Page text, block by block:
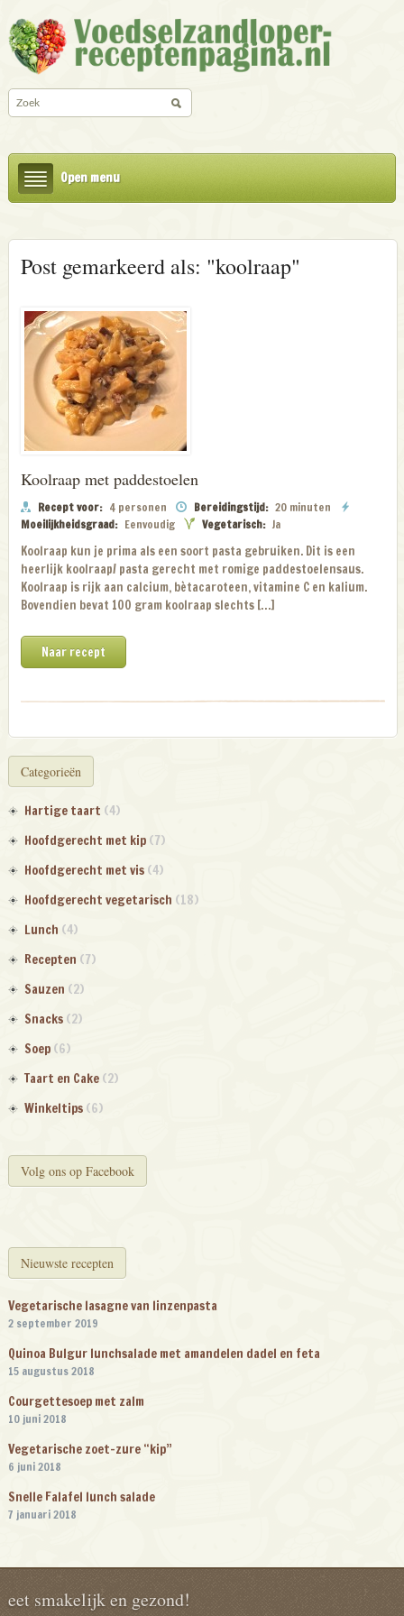
Open menu
Post gemarkeerd als: "koolraap"
Koolraap met paddestoelen
Recept voor: 4 personen Bereidingstijd: 20 minuten
Moeilijkheidsgraad: Eenvoudig Vegetarisch: Ja
Koolraap kun je prima als een soort pasta gebruiken. Dit is een
heerlijk koolraap/ pasta gerecht met romige paddestoelensaus.
Koolraap is rijk aan calcium, bètacaroteen, vitamine C en kalium.
Bovendien bevat 100 gram koolraap slechts […]
Naar recept
Categorieën
Hartige taart (4)
Hoofdgerecht met kip(7)
Hoofdgerecht met vis(4)
Hoofdgerecht vegetarisch (18)
Lunch (4)
Recepten (7)
Sauzen (2)
Snacks(2)
Soep(6)
Taart en Cake(2)
Winkeltips(6)
Volg ons op Facebook
Nieuwste recepten
Vegetarische lasagne van linzenpasta
2 september 2019
Quinoa Bulgur lunchsalade met amandelen dadel en feta
15 augustus 2018
Courgettesoep met zalm
10 juni 2018
Vegetarische zoet-zure “kip”
6 juni 2018
Snelle Falafel lunch salade
7 januari 2018
eet smakelijk en gezond!